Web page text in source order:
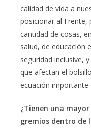
calidad de vida a
posicionar al Frente,
cantidad de cosas,
salud, de educación
seguridad inclusive,
que afectan el
ecuación importante
¿Tienen una
gremios dentro de